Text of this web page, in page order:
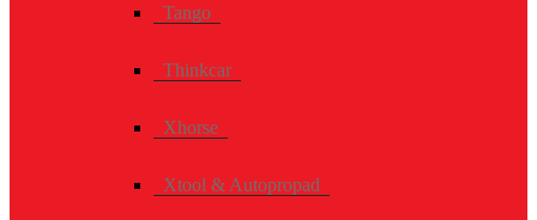
Tango
Thinkcar
Xhorse
Xtool & Autopropad